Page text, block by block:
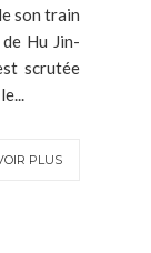
son train
Hu Jin-
scrutée
PLUS